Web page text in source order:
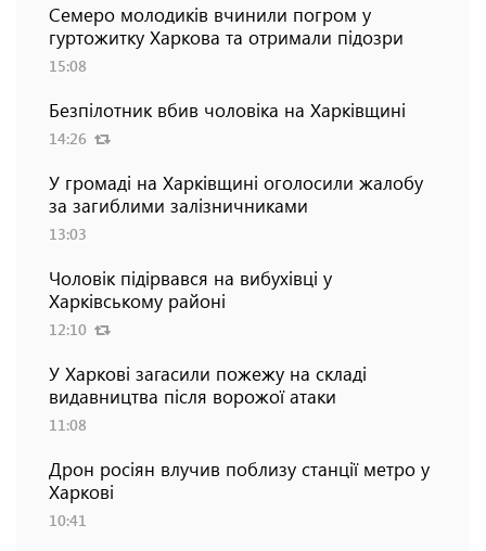
Семеро молодиків вчинили погром у
гуртожитку Харкова та отримали підозри
15:08
Безпілотник вбив чоловіка на Харківщині
14:26
У громаді на Харківщині оголосили жалобу
за загиблими залізничниками
13:03
Чоловік підірвався на вибухівці у
Харківському районі
12:10
У Харкові загасили пожежу на складі
видавництва після ворожої атаки
11:08
Дрон росіян влучив поблизу станції метро у
Харкові
10:41